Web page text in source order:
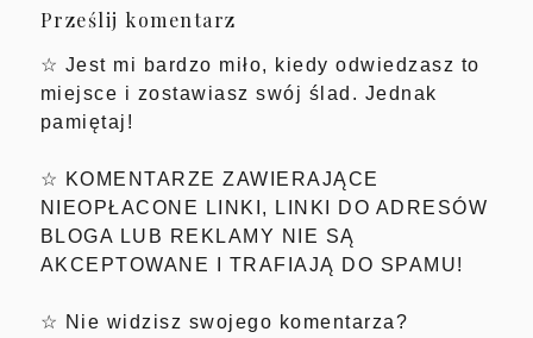
Prześlij komentarz
☆ Jest mi bardzo miło, kiedy odwiedzasz to
miejsce i zostawiasz swój ślad. Jednak
pamiętaj!
☆ KOMENTARZE ZAWIERAJĄCE
NIEOPŁACONE LINKI, LINKI DO ADRESÓW
BLOGA LUB REKLAMY NIE SĄ
AKCEPTOWANE I TRAFIAJĄ DO SPAMU!
☆ Nie widzisz swojego komentarza?